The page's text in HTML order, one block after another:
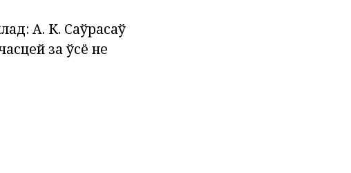
А. К. Саўрасаў
за ўсё не